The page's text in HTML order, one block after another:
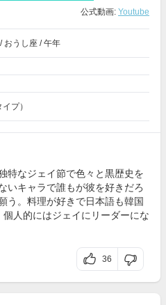
公式動画: Youtube
/ おうし座 / 午年
プ）
特なジェイ節で色々と黒歴史を
いキャラで誰もが彼を好きだろ
う。料理が好きで日本語も韓国
人的にはジェイにリーダーにな
36